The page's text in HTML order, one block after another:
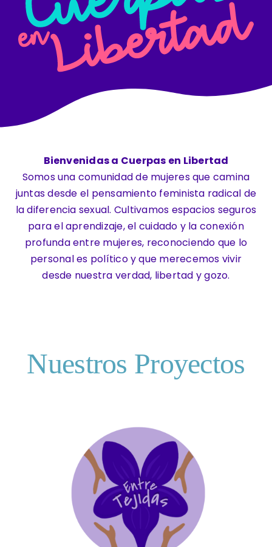
Contacto
Bienvenidasa Cuerpas en Libertad
Somos una comunidad de mujeres que camina
juntas desde el pensamiento feminista radical de
la diferencia sexual. Cultivamos espacios seguros
para el aprendizaje, el cuidado y la conexión
profunda entre mujeres, reconociendo que lo
personal es político y que merecemos vivir
desde nuestra verdad, libertad y gozo.
Nuestros Proyectos